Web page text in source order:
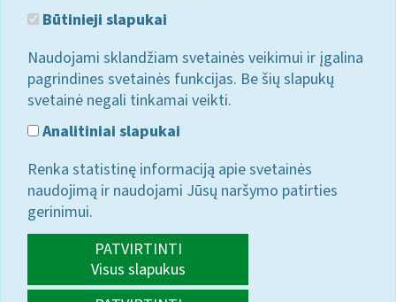
Būtinieji slapukai
Naudojami sklandžiam svetainės veikimui ir įgalina
pagrindines svetainės funkcijas. Be šių slapukų
svetainė negali tinkamai veikti.
Analitiniai slapukai
Renka statistinę informaciją apie svetainės
naudojimą ir naudojami Jūsų naršymo patirties
gerinimui.
PATVIRTINTI
Visus slapukus